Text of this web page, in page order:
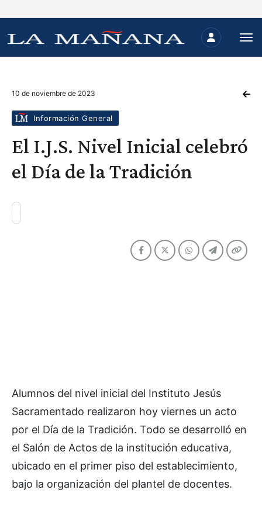
10 de noviembre de 2023
Información General
El I.J.S. Nivel Inicial celebró
el Día de la Tradición
Alumnos del nivel inicial del Instituto Jesús
Sacramentado realizaron hoy viernes un acto
por el Día de la Tradición. Todo se desarrolló en
el Salón de Actos de la institución educativa,
ubicado en el primer piso del establecimiento,
bajo la organización del plantel de docentes.